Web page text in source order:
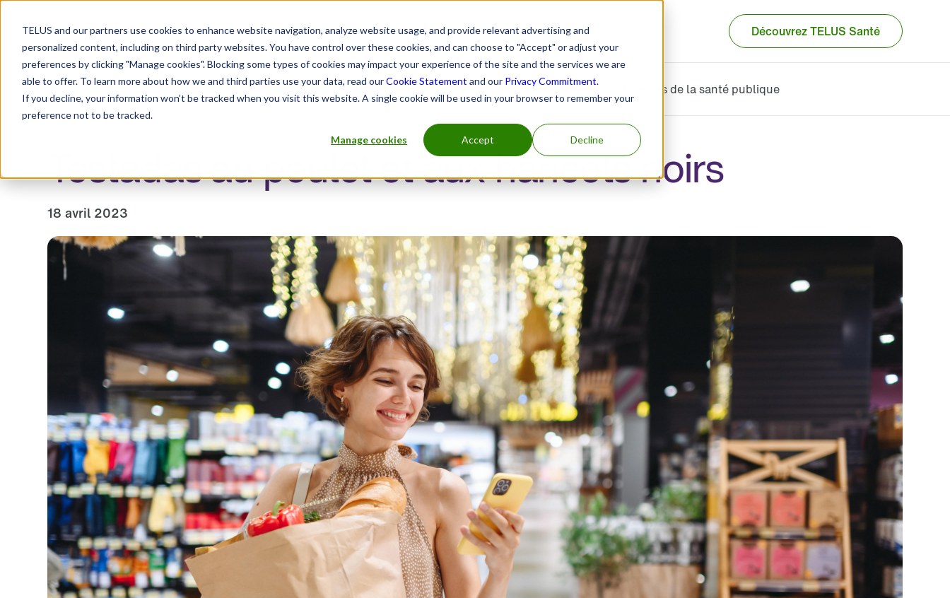
TELUS and our partners use cookies to enhance website navigation, analyze website usage, and provide relevant advertising and
personalized content, including on third party websites. You have control over these cookies, and can choose to "Accept" or adjust your
preferences by clicking "Manage cookies". Blocking some types of cookies may impact your experience of the site and the services we are
able to offer. To learn more about how we and third parties use your data, read ourCookie Statement and our Privacy Commitment.
If you decline, your information won’t be tracked when you visit this website. A single cookie will be used in your browser to remember your
preference not to be tracked.
Manage cookies Accept Decline
Centre de ressources Découvrez TELUS Santé
Employeurs Individus et familles Professionels de la santé Assureurs et administrateurs Agences de la santé publique
Tostadas au poulet et aux haricots noirs
18 avril 2023